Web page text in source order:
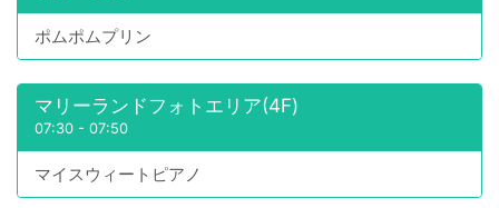
ポムポムプリン
マリーランドフォトエリア(4F)
07:30 - 07:50
マイスウィートピアノ